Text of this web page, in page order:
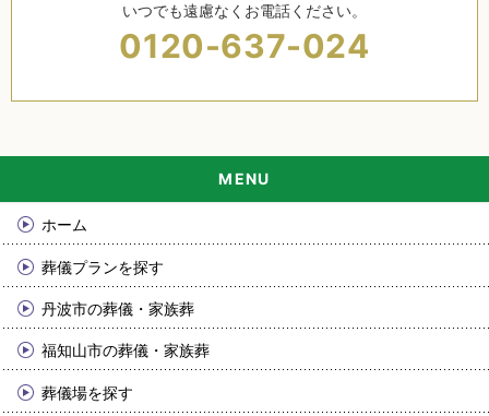
いつでも遠慮なくお電話ください。
0120-637-024
ホーム
葬儀プランを探す
丹波市の葬儀・家族葬
福知山市の葬儀・家族葬
葬儀場を探す